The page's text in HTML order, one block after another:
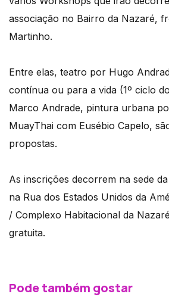
associação no Bairro da Nazaré,
Martinho.
Entre elas, teatro por Hugo
contínua ou para a vida (1º ciclo
Marco Andrade, pintura urbana
MuayThai com Eusébio Capelo,
propostas.
As inscrições decorrem na sede
na Rua dos Estados Unidos da
/ Complexo Habitacional da
gratuita.
Pode também gostar